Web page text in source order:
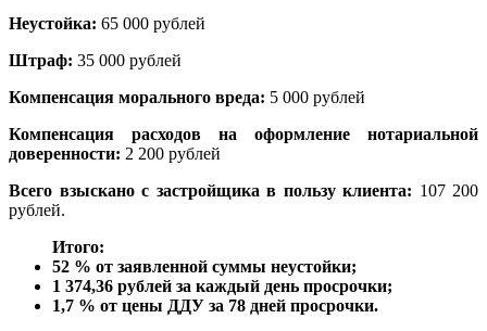
Неустойка: 65 000 рублей
Штраф: 35 000 рублей
Компенсация морального вреда: 5 000 рублей
Компенсация расходов на оформление нотариальной
доверенности: 2 200 рублей
Всего взыскано с застройщика в пользу клиента: 107 200
рублей.
Итого:
52 % от заявленной суммы неустойки;
1 374,36 рублей за каждый день просрочки;
1,7 % от цены ДДУ за 78 дней просрочки.